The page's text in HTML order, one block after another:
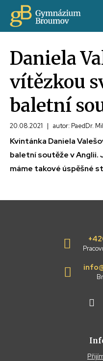
Daniela
vítězkou
baletní
20.08.2021 | autor: PaedDr.
Kvintánka Daniela
baletní soutěže v Anglii.
máme takové úspěšné